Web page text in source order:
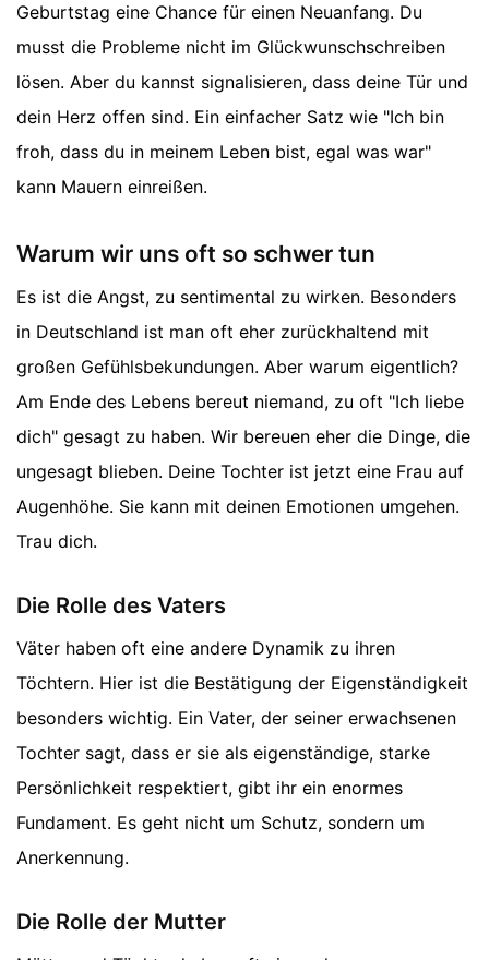
Geburtstag eine Chance für einen Neuanfang. Du
musst die Probleme nicht im Glückwunschschreiben
lösen. Aber du kannst signalisieren, dass deine Tür und
dein Herz offen sind. Ein einfacher Satz wie "Ich bin
froh, dass du in meinem Leben bist, egal was war"
kann Mauern einreißen.
Warum wir uns oft so schwer tun
Es ist die Angst, zu sentimental zu wirken. Besonders
in Deutschland ist man oft eher zurückhaltend mit
großen Gefühlsbekundungen. Aber warum eigentlich?
Am Ende des Lebens bereut niemand, zu oft "Ich liebe
dich" gesagt zu haben. Wir bereuen eher die Dinge, die
ungesagt blieben. Deine Tochter ist jetzt eine Frau auf
Augenhöhe. Sie kann mit deinen Emotionen umgehen.
Trau dich.
Die Rolle des Vaters
Väter haben oft eine andere Dynamik zu ihren
Töchtern. Hier ist die Bestätigung der Eigenständigkeit
besonders wichtig. Ein Vater, der seiner erwachsenen
Tochter sagt, dass er sie als eigenständige, starke
Persönlichkeit respektiert, gibt ihr ein enormes
Fundament. Es geht nicht um Schutz, sondern um
Anerkennung.
Die Rolle der Mutter